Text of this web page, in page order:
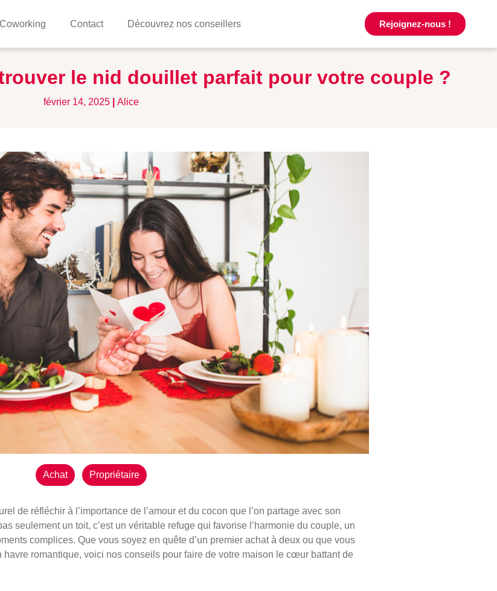
Contact Découvrez nos conseillers Rejoignez-nous !
le nid douillet parfait pour votre couple ?
février 14, 2025 Alice
Achat Propriétaire
de réfléchir à l’importance de l’amour et du cocon que l’on partage avec son
seulement un toit, c’est un véritable refuge qui favorise l’harmonie du couple, un
complices. Que vous soyez en quête d’un premier achat à deux ou que vous
romantique, voici nos conseils pour faire de votre maison le cœur battant de